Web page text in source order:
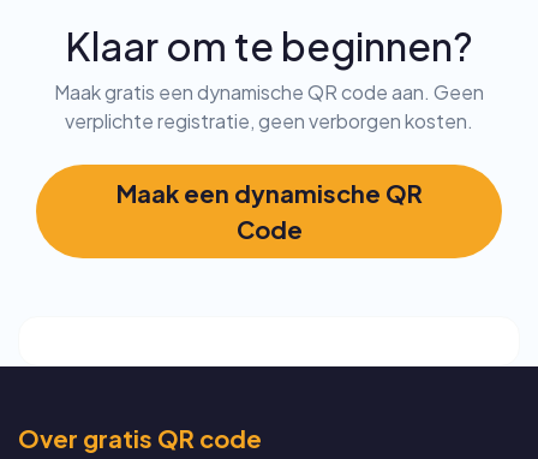
Klaar om te beginnen?
Maak gratis een dynamische QR code aan. Geen
verplichte registratie, geen verborgen kosten.
Maak een dynamische QR
Code
Over gratis QR code